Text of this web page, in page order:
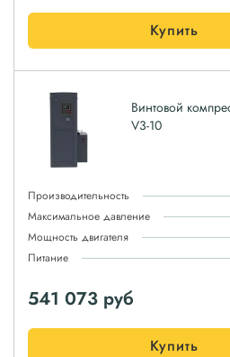
Купить
Винтовой
V3-10
Производительность
Максимальное давление
Мощность двигателя
Питание
541 073 руб
Купить